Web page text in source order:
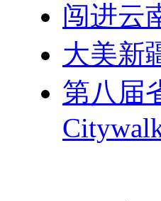
闯进云
大美新
第八届